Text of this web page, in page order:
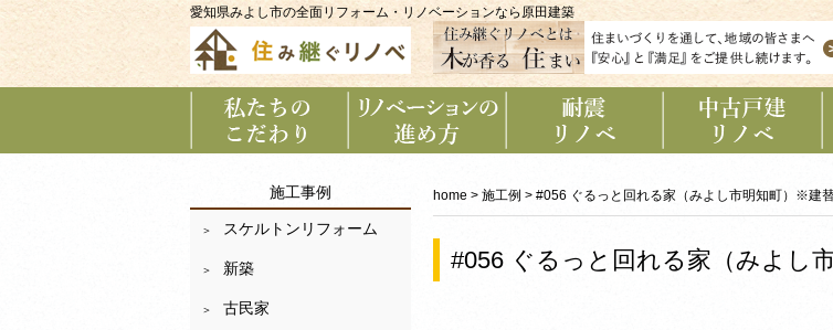
愛知県みよし市の全面リフォーム・リノベーションなら原田建築
ン
ション
home > 施工例 > #056 ぐるっと回れる家（みよし市明知町）※建
#056 ぐるっと回れる家（みよし
施工事例
スケルトンリフォーム
新築
古民家